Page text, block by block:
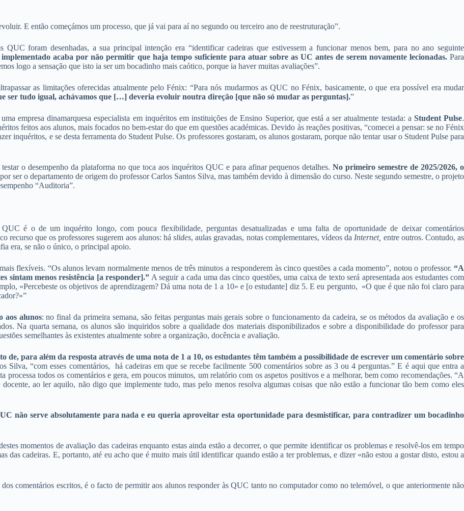
E então começámos um processo, que já vai para aí no segundo ou terceiro ano de reestruturação”.
foram desenhadas, a sua principal intenção era “identificar cadeiras que estivessem a funcionar menos bem, para no ano seguinte
acaba por não permitir que haja tempo suficiente para atuar sobre as UC antes de serem novamente lecionadas.Para
logo a sensação que isto ia ser um bocadinho mais caótico, porque ia haver muitas avaliações”.
as limitações oferecidas atualmente pelo Fénix: “Para nós mudarmos as QUC no Fénix, basicamente, o que era possível era mudar
ser tudo igual, achávamos que […] deveria evoluir noutra direção [que não só mudar as perguntas].”
empresa dinamarquesa especialista em inquéritos em instituições de Ensino Superior, que está a ser atualmente testada: a Student Pulse.
feitos aos alunos, mais focados no bem-estar do que em questões académicas. Devido às reações positivas, “comecei a pensar: se no Fénix
inquéritos, e se desta ferramenta do Student Pulse. Os professores gostaram, os alunos gostaram, porque não tentar usar o Student Pulse para
o desempenho da plataforma no que toca aos inquéritos QUC e para afinar pequenos detalhes.No primeiro semestre de 2025/2026, o
ser o departamento de origem do professor Carlos Santos Silva, mas também devido à dimensão do curso. Neste segundo semestre, o projeto
“Auditoria”.
é o de um inquérito longo, com pouca flexibilidade, perguntas desatualizadas e uma falta de oportunidade de deixar comentários
recurso que os professores sugerem aos alunos: háslides, aulas gravadas, notas complementares, vídeos da Internet, entre outros. Contudo, as
era, se não o único, o principal apoio.
flexíveis. “Os alunos levam normalmente menos de três minutos a responderem às cinco questões a cada momento”, notou o professor. “A
sintam menos resistência [a responder].” A seguir a cada uma das cinco questões, uma caixa de texto será apresentada aos estudantes com
«Percebeste os objetivos de aprendizagem? Dá uma nota de 1 a 10» e [o estudante] diz 5. E eu pergunto, «O que é que não foi claro para
aos alunos: no final da primeira semana, são feitas perguntas mais gerais sobre o funcionamento da cadeira, se os métodos da avaliação e os
Na quarta semana, os alunos são inquiridos sobre a qualidade dos materiais disponibilizados e sobre a disponibilidade do professor para
semelhantes às existentes atualmente sobre a organização, docência e avaliação.
para além da resposta através de uma nota de 1 a 10, os estudantes têm também a possibilidade de escrever um comentário sobre
Silva, “com esses comentários, há cadeiras em que se recebe facilmente 500 comentários sobre as 3 ou 4 perguntas.” E é aqui que entra a
todos os comentários e gera, em poucos minutos, um relatório com os aspetos positivos e a melhorar, bem como recomendações. “A
ao ler aquilo, não digo que implemente tudo, mas pelo menos resolva algumas coisas que não estão a funcionar tão bem como eles
não serve absolutamente para nada e eu queria aproveitar esta oportunidade para desmistificar, para contradizer um bocadinho
momentos de avaliação das cadeiras enquanto estas ainda estão a decorrer, o que permite identificar os problemas e resolvê-los em tempo
das cadeiras. E, portanto, até eu acho que é muito mais útil identificar quando estão a ter problemas, e dizer «não estou a gostar disto, estou a
comentários escritos, é o facto de permitir aos alunos responder às QUC tanto no computador como no telemóvel, o que anteriormente não